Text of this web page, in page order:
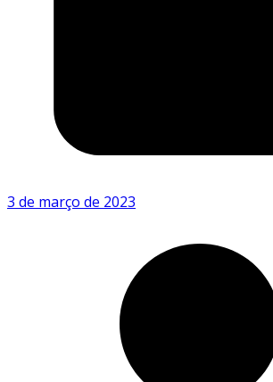
3 de março de 2023